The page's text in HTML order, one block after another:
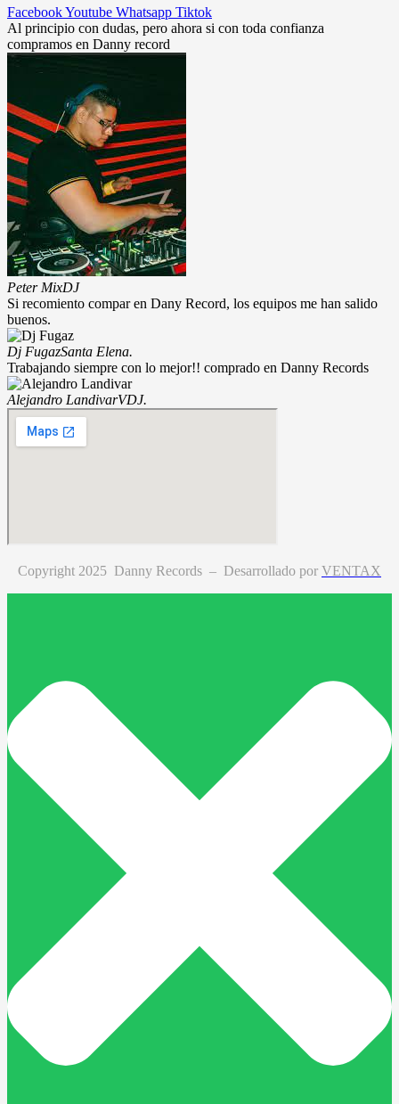
FacebookYoutube Whatsapp Tiktok
Al principio con dudas, pero ahora si con toda confianza
compramos en Danny record
Peter MixDJ
Si recomiento compar en Dany Record, los equipos me han salido
buenos.
Dj FugazSanta Elena.
Trabajando siempre con lo mejor!! comprado en Danny Records
Alejandro LandivarVDJ.
Copyright 2025 Danny Records – Desarrollado por VENTAX